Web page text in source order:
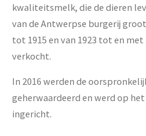
kwaliteitsmelk, die de dieren
van de Antwerpse burgerij
tot 1915 en van 1923 tot en met
verkocht.
In 2016 werden de
geherwaardeerd en werd op
ingericht.